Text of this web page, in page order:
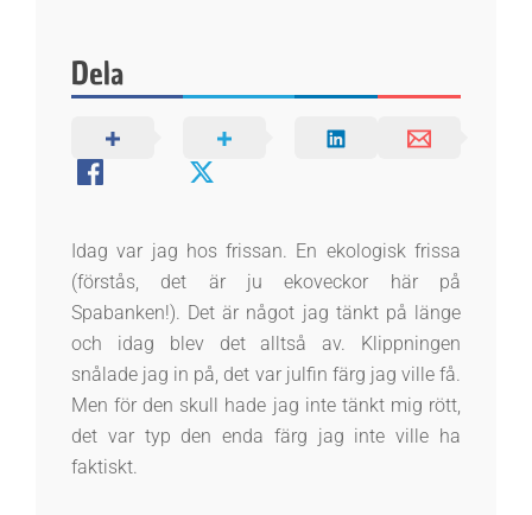
Dela
Idag var jag hos frissan. En ekologisk frissa
(förstås, det är ju ekoveckor här på
Spabanken!). Det är något jag tänkt på länge
och idag blev det alltså av. Klippningen
snålade jag in på, det var julfin färg jag ville få.
Men för den skull hade jag inte tänkt mig rött,
det var typ den enda färg jag inte ville ha
faktiskt.